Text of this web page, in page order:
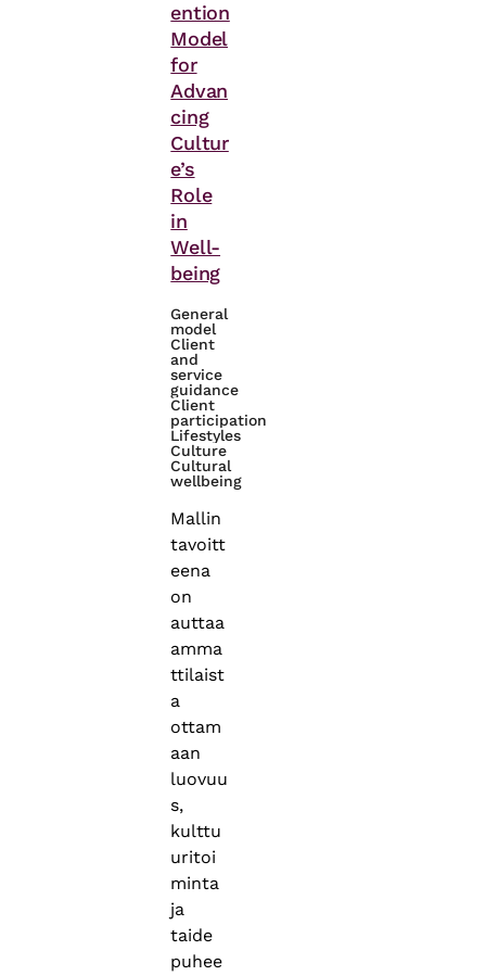
ention
Model
for
Advan
cing
Cultur
e’s
Role
in
Well-
being
General
model
Client
and
service
guidance
Client
participation
Lifestyles
Culture
Cultural
wellbeing
Mallin
tavoitt
eena
on
auttaa
amma
ttilaist
a
ottam
aan
luovuu
s,
kulttu
uritoi
minta
ja
taide
puhee